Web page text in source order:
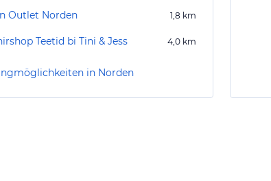
Outlet Norden 1,8 km
Teetid bi Tini & Jess 4,0 km
in Norden